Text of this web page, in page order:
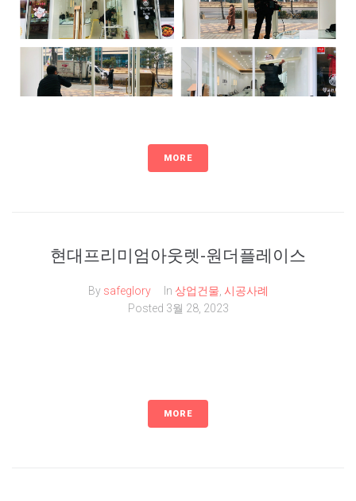
MORE
현대프리미엄아웃렛-원더플레이스
By safeglory In 상업건물 시공사례
Posted 3월 28, 2023
MORE